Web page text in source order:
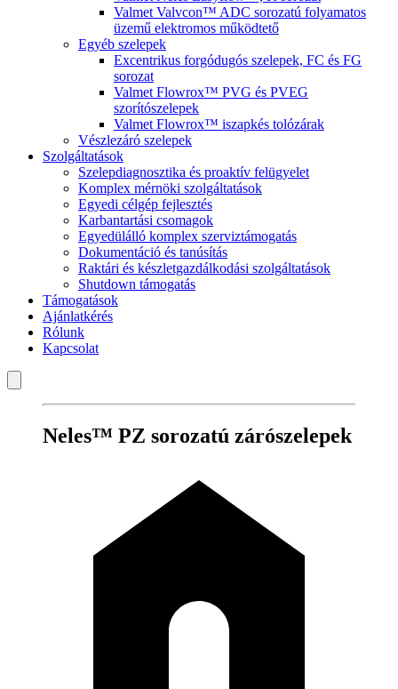
Valmet Valvcon™ ADC sorozatú folyamatos
üzemű elektromos működtető
Egyéb szelepek
Excentrikus forgódugós szelepek, FC és FG
sorozat
Valmet Flowrox™ PVG és PVEG
szorítószelepek
Valmet Flowrox™ iszapkés tolózárak
Vészlezáró szelepek
Szolgáltatások
Szelepdiagnosztika és proaktív felügyelet
Komplex mérnöki szolgáltatások
Egyedi célgép fejlesztés
Karbantartási csomagok
Egyedülálló komplex szerviztámogatás
Dokumentáció és tanúsítás
Raktári és készletgazdálkodási szolgáltatások
Shutdown támogatás
Támogatások
Ajánlatkérés
Rólunk
Kapcsolat
Neles™ PZ sorozatú zárószelepek